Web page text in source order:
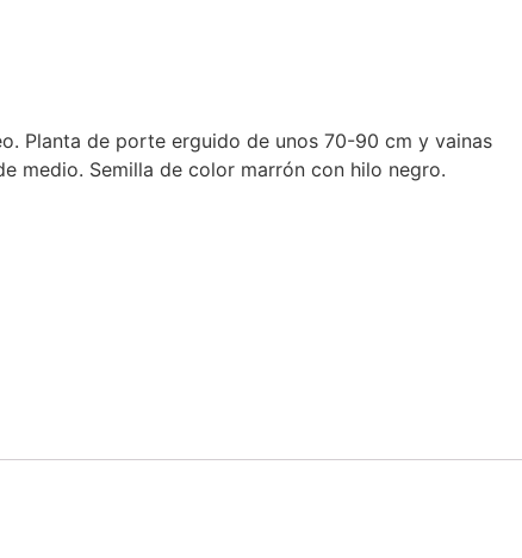
Planta de porte erguido de unos 70-90 cm y vainas
medio. Semilla de color marrón con hilo negro.